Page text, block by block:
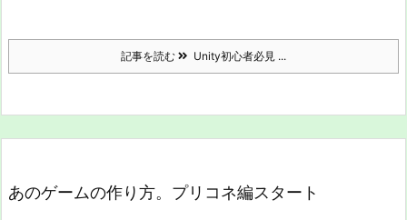
記事を読む Unity初心者必見 ...
あのゲームの作り方。プリコネ編スタート